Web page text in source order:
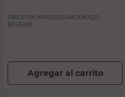
PRECIO SIN IMPUESTOS NACIONALES:
$81.652,90
Agregar al carrito